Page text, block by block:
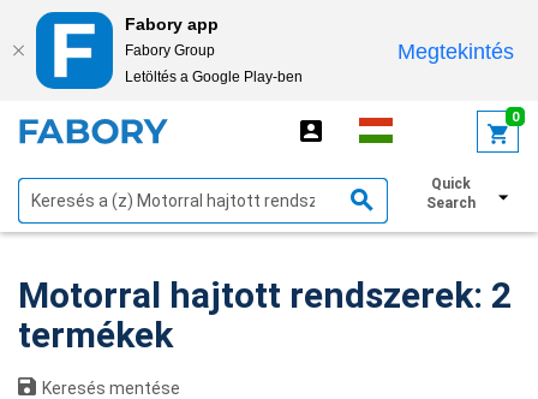
Fabory app
Fabory Group
Letöltés a Google Play-ben
Megtekintés
0
Quick
Search
Szűrők megjelenítése
Motorral hajtott rendszerek: 2
termékek
Keresés mentése